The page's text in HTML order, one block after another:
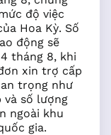
độ việc
Hoa Kỳ. Số
động sẽ
tháng 8, khi
xin trợ cấp
trọng như
số lượng
ngoài khu
gia.